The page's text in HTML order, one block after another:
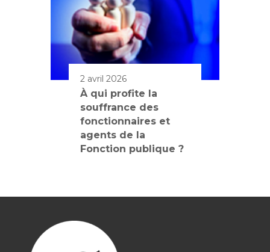
2 avril 2026
À qui profite la
souffrance des
fonctionnaires et
agents de la
Fonction publique ?